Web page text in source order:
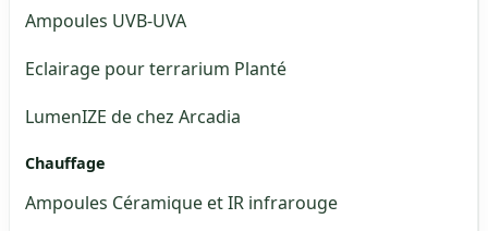
Ampoules UVB-UVA
Eclairage pour terrarium Planté
LumenIZE de chez Arcadia
Chauffage
Ampoules Céramique et IR infrarouge